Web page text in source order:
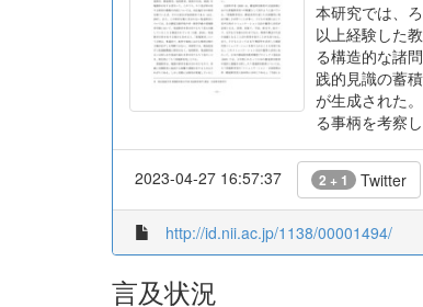
本研究では、
以上経験した
る構造的な諸
践的見識の蓄
が生成された
る事柄を考察し
2023-04-27 16:57:37 2 + 1 Twitter
http://id.nii.ac.jp/1138/00001494/
言及状況